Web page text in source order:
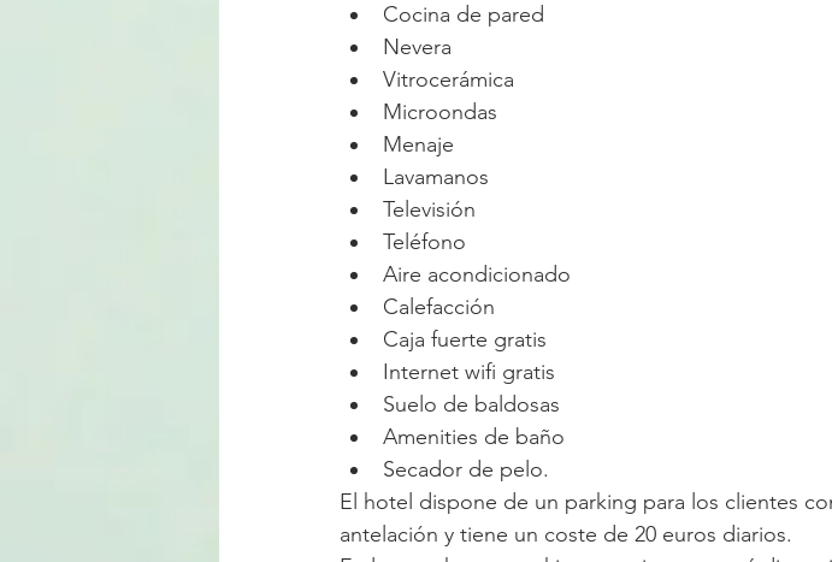
Cocina de pared
Nevera
Vitrocerámica
Microondas
Menaje
Lavamanos
Televisión
Teléfono
Aire acondicionado
Calefacción
Caja fuerte gratis
Internet wifi gratis
Suelo de baldosas
Amenities de baño
Secador de pelo.
El hotel dispone de un parking para los clientes
antelación y tiene un coste de 20 euros diarios.